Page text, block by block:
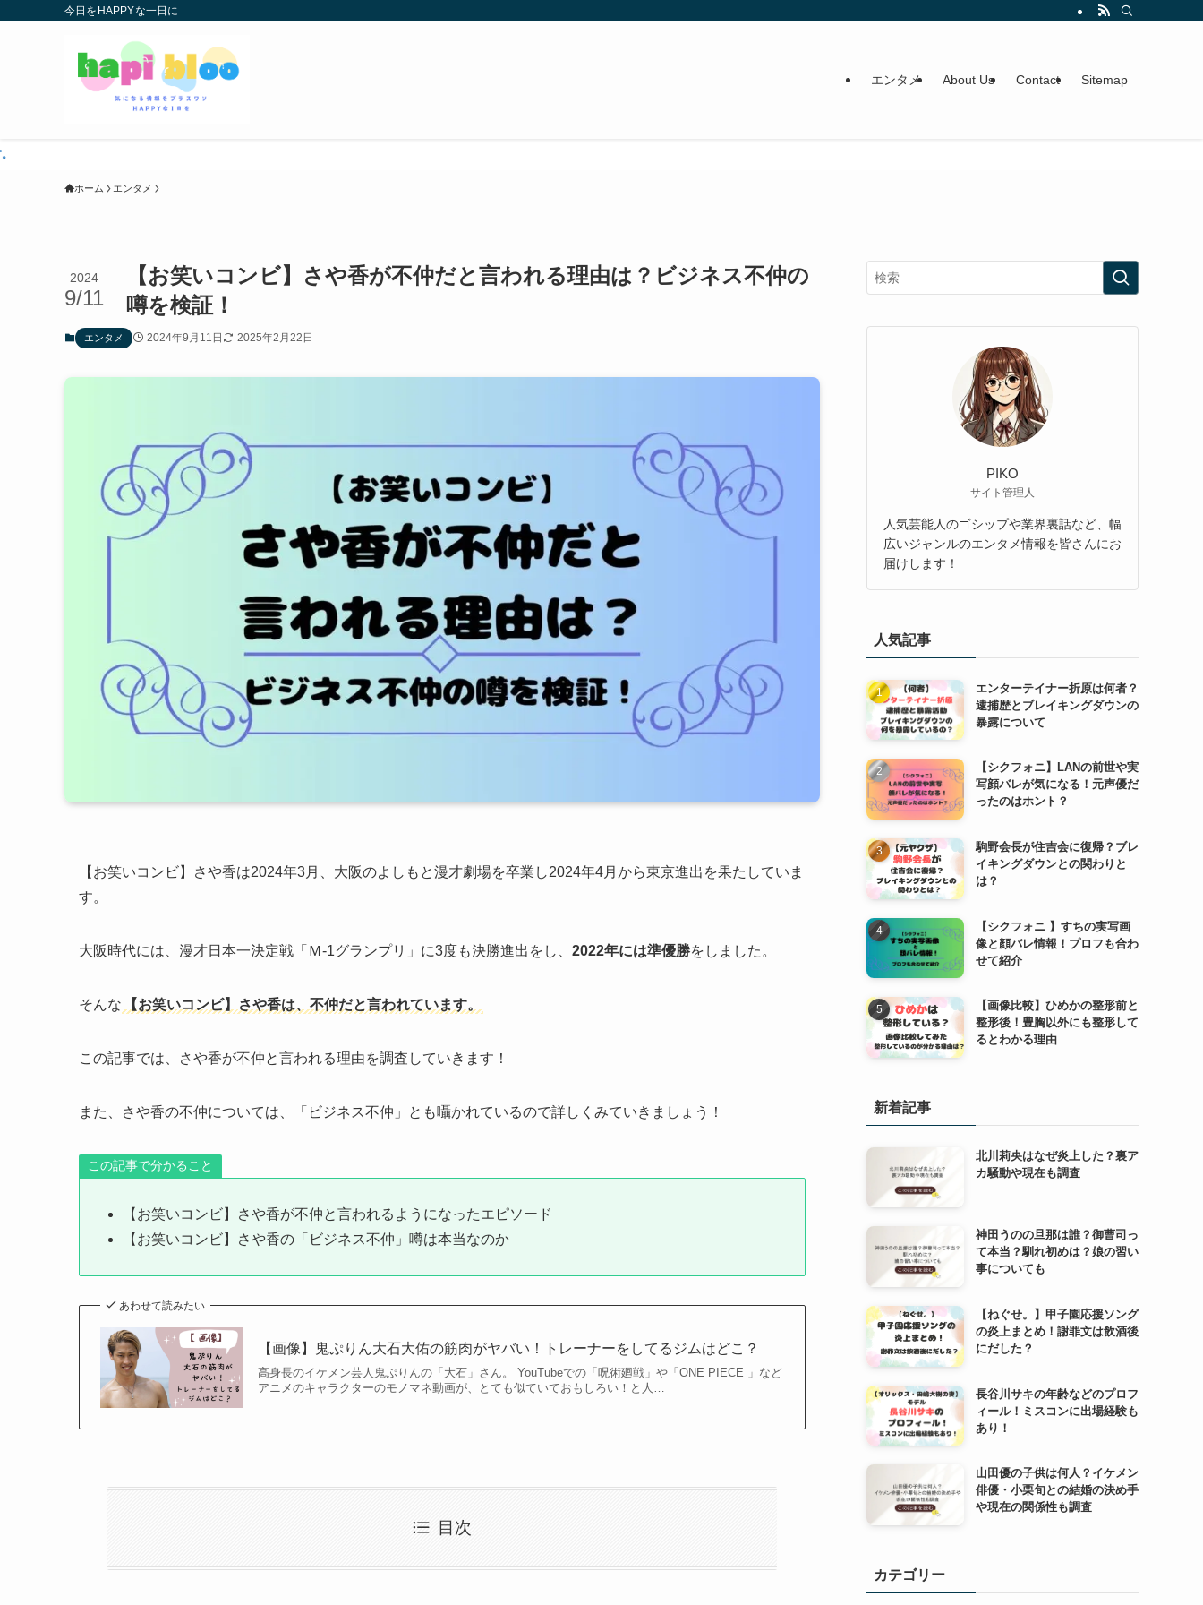
今日をHAPPYな一日に
エンタメ About Us Contact Sitemap
ホーム エンタメ
【お笑いコンビ】さや香が不仲だと言われる理由は？ビジネス不仲の
噂を検証！
2024
9/11
エンタメ 2024年9月11日 2025年2月22日
【お笑いコンビ】さや香は2024年3月、大阪のよしもと漫才劇場を卒業し2024年4月から東京進出を果たしていま
す。
大阪時代には、漫才日本一決定戦「Ｍ-1グランプリ」に3度も決勝進出をし、 2022年には準優勝をしました。
そんな 【お笑いコンビ】さや香は、不仲だと言われています。
この記事では、さや香が不仲と言われる理由を調査していきます！
また、さや香の不仲については、「ビジネス不仲」とも囁かれているので詳しくみていきましょう！
この記事で分かること
【お笑いコンビ】さや香が不仲と言われるようになったエピソード
【お笑いコンビ】さや香の「ビジネス不仲」噂は本当なのか
あわせて読みたい
【画像】鬼ぷりん大石大佑の筋肉がヤバい！トレーナーをしてるジムはどこ？
高身長のイケメン芸人鬼ぷりんの「大石」さん。 YouTubeでの「呪術廻戦」や「ONE PIECE 」など
アニメのキャラクターのモノマネ動画が、とても似ていておもしろい！と人…
目次
PIKO
サイト管理人
人気芸能人のゴシップや業界裏話など、幅
広いジャンルのエンタメ情報を皆さんにお
届けします！
人気記事
エンターテイナー折原は何者？
逮捕歴とブレイキングダウンの
暴露について
【シクフォニ】LANの前世や実
写顔バレが気になる！元声優だ
ったのはホント？
駒野会長が住吉会に復帰？ブレ
イキングダウンとの関わりと
は？
【シクフォニ 】すちの実写画
像と顔バレ情報！プロフも合わ
せて紹介
【画像比較】ひめかの整形前と
整形後！豊胸以外にも整形して
るとわかる理由
新着記事
北川莉央はなぜ炎上した？裏ア
カ騒動や現在も調査
神田うのの旦那は誰？御曹司っ
て本当？馴れ初めは？娘の習い
事についても
【ねぐせ。】甲子園応援ソング
の炎上まとめ！謝罪文は飲酒後
にだした？
長谷川サキの年齢などのプロフ
ィール！ミスコンに出場経験も
あり！
山田優の子供は何人？イケメン
俳優・小栗旬との結婚の決め手
や現在の関係性も調査
カテゴリー